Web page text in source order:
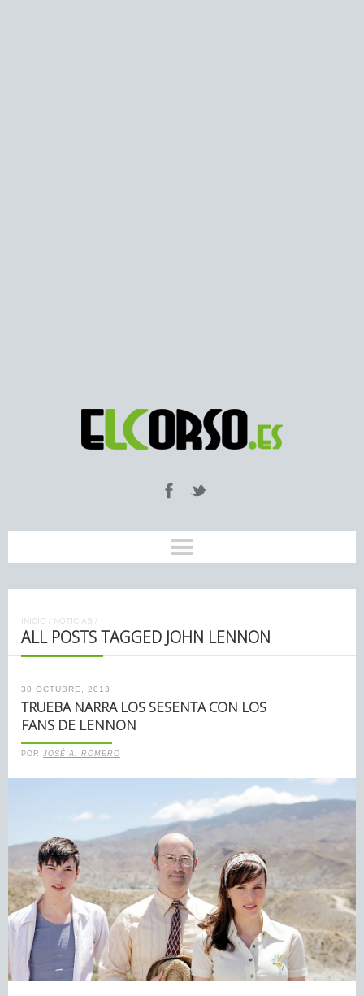
INICIO / NOTICIAS /
ALL POSTS TAGGED JOHN LENNON
30 OCTUBRE, 2013
TRUEBA NARRA LOS SESENTA CON LOS
FANS DE LENNON
POR JOSÉ A. ROMERO